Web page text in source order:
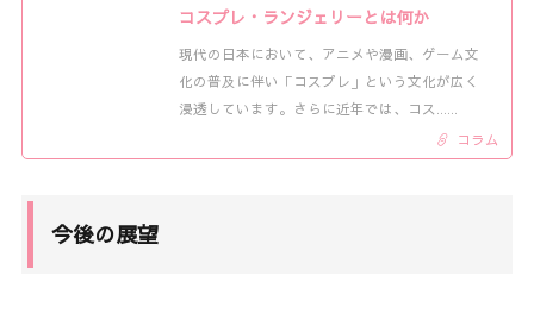
コラム
コスプレ・ランジェリーとは何か
現代の日本において、アニメや漫画、ゲーム文
化の普及に伴い「コスプレ」という文化が広く
浸透しています。さらに近年では、コス……
今後の展望